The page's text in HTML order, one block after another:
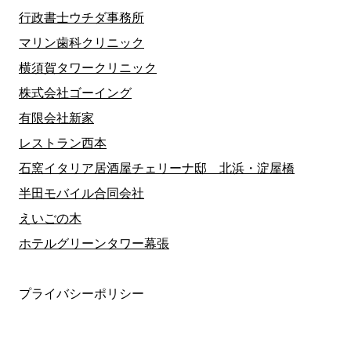
行政書士ウチダ事務所
マリン歯科クリニック
横須賀タワークリニック
株式会社ゴーイング
有限会社新家
レストラン西本
石窯イタリア居酒屋チェリーナ邸 北浜・淀屋橋
半田モバイル合同会社
えいごの木
ホテルグリーンタワー幕張
プライバシーポリシー